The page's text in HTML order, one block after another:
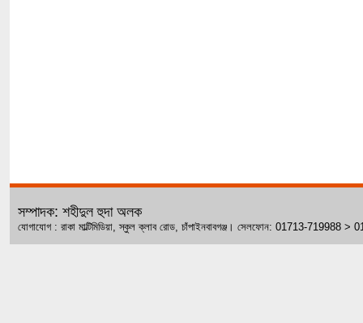
সম্পাদক: শহীদুল হুদা অলক
যোগাযোগ : রাকা মাল্টিমিডিয়া, স্কুল ক্লাব রোড, চাঁপাইনবাবগঞ্জ। সেলফোন: 01713-